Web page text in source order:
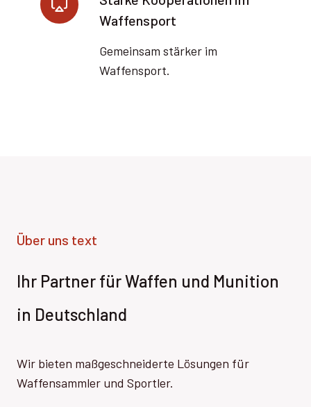
Waffensport
Gemeinsam stärker im
Waffensport.
Über uns text
Ihr Partner für Waffen und Munition
in Deutschland
Wir bieten maßgeschneiderte Lösungen für
Waffensammler und Sportler.